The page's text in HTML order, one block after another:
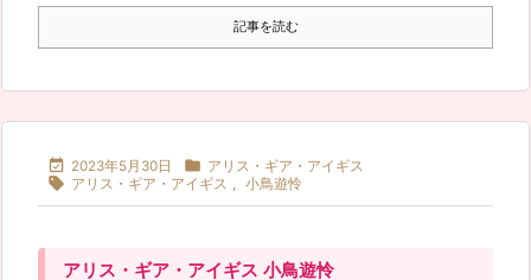
記事を読む
 2023年5月30日  アリス・ギア・アイギス
 アリス・ギア・アイギス , 小鳥遊怜
アリス・ギア・アイギス 小鳥遊怜